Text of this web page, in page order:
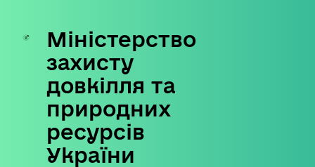
Skip
content
Міністерство
захисту
довкілля та
природних
ресурсів
України